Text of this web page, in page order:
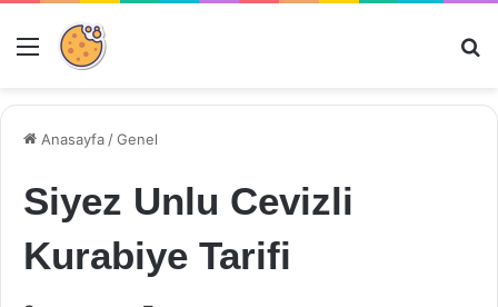
Menü
Anasayfa /Genel
Siyez Unlu Cevizli
Kurabiye Tarifi